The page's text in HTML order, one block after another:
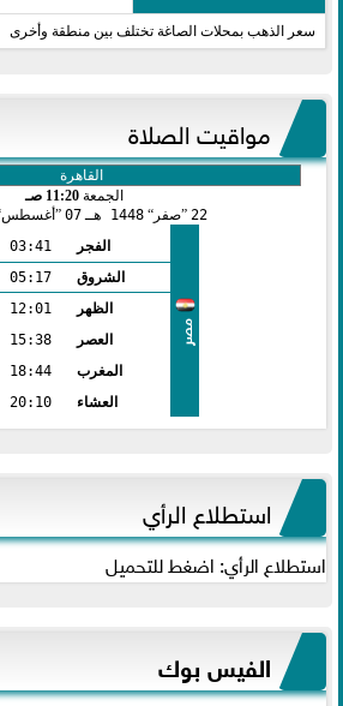
سعر الذهب بمحلات الصاغة تختلف بين منطقة وأخرى
مواقيت الصلاة
الجمعة 11:20 صـ
22 صفر 1448 هـ 07 أغسطس
مصر
الفجر
03:41
الشروق
05:17
الظهر
12:01
العصر
15:38
المغرب
18:44
العشاء
20:10
استطلاع الرأي
استطلاع الرأي: اضغط للتحميل
الفيس بوك